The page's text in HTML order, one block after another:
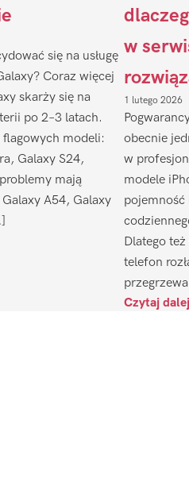
się na usługę
Coraz więcej
skarży się na
po 2–3 latach.
modeli:
Galaxy S24,
mają
A54, Galaxy
w
1 lutego 2026
obecnie
w
modele
pojemność
Dlatego
telefon
Czytaj dalej